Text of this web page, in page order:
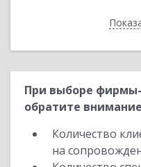
При выборе
обратите
Количество
на